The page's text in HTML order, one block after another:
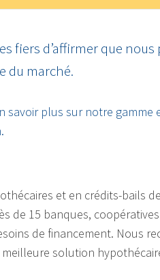
fiers d’affirmer que
du marché.
savoir plus sur notre
et en crédits-bails
de 15 banques,
de financement. Nous
solution